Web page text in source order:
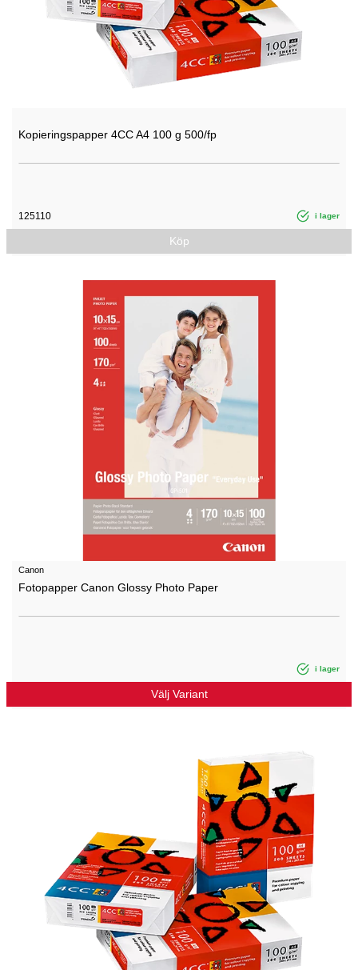
Kopieringspapper 4CC A4 100 g 500/fp
125110 i lager
Köp
Canon
Fotopapper Canon Glossy Photo Paper
i lager
Välj Variant